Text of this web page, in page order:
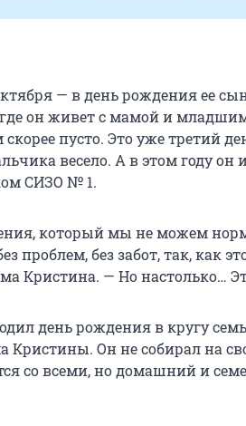
— в день рождения ее
где он живет с мамой и
пусто. Это уже третий
весело. А в этом году он
СИЗО № 1.
который мы не можем
проблем, без забот, так, как
Кристина. — Но настолько…
день рождения в кругу
Кристины. Он не собирал на
со всеми, но домашний и